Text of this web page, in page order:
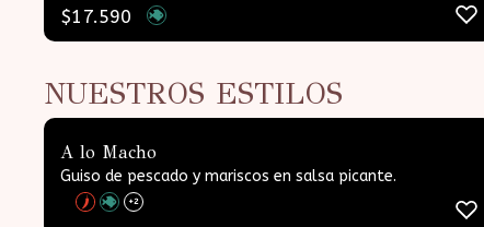
$17.590
NUESTROS ESTILOS
A lo Macho
Guiso de pescado y mariscos en salsa picante.
+2